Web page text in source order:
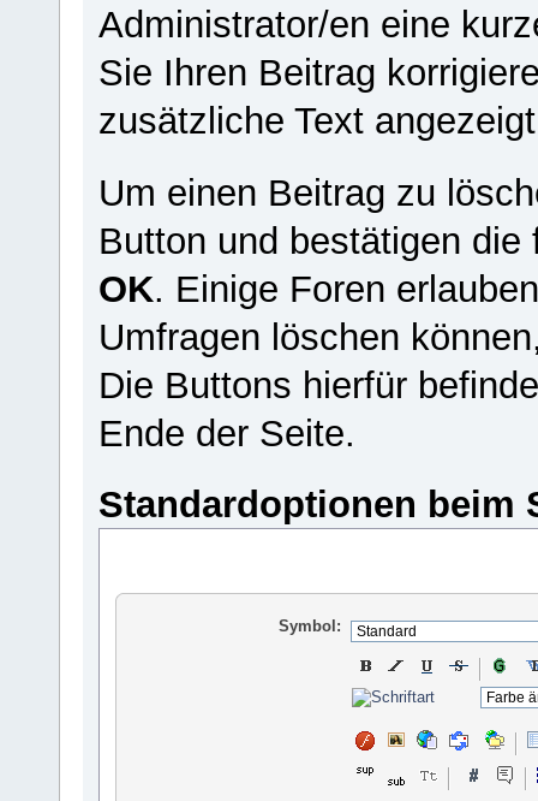
Administrator/en eine
Sie Ihren Beitrag
zusätzliche Text
Um einen Beitrag zu
Button und bestätigen
OK. Einige Foren
Umfragen löschen
Die Buttons hierfür
Ende der Seite.
Standardoptionen beim
Symbol: